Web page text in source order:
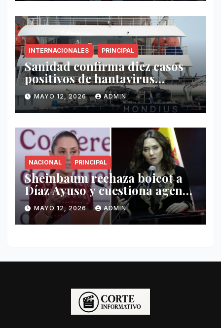
INTERNACIONALES PRINCIPAL
Sanidad confirma diez casos
positivos de hantavirus
vinculados al crucero MV
Hondius
MAYO 12, 2026 ADMIN
NACIONAL PRINCIPAL
Sheinbaum rechaza boicot a
Díaz Ayuso y cuestiona agenda
de funcionaria española
MAYO 12, 2026 ADMIN